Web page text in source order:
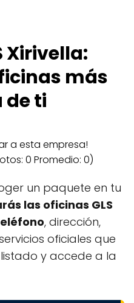
Xirivella:
más
de ti
a esta empresa!
0 Promedio: 0)
un paquete en tu
las oficinas GLS
, dirección,
oficiales que
y accede a la